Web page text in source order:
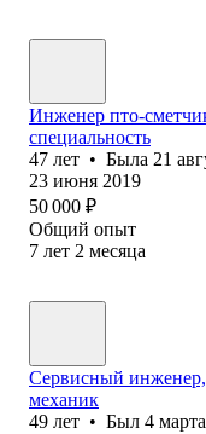
Инженер пто-
специальность
47 лет • Была 21
23 июня 2019
50 000 ₽
Общий опыт
7 лет 2 месяца
Сервисный
механик
49 лет • Был 4 марта